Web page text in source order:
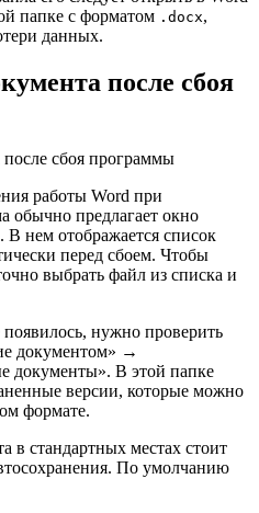
папке с форматом .docx,
данных.
после сбоя
работы Word при
обычно предлагает окно
В нем отображается список
перед сбоем. Чтобы
выбрать файл из списка и
нужно проверить
документом» →
документы». В этой папке
версии, которые можно
формате.
в стандартных местах стоит
По умолчанию